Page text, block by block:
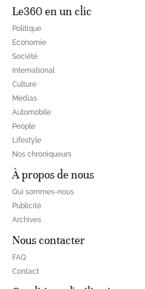
Le360 en un clic
Politique
Economie
Société
International
Culture
Médias
Automobile
People
Lifestyle
Nos chroniqueurs
À propos de nous
Qui sommes-nous
Publicité
Archives
Nous contacter
FAQ
Contact